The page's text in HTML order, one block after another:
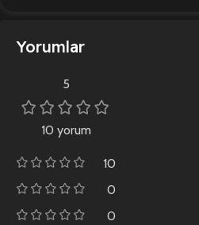
Yorumlar
5
10 yorum
10
0
0